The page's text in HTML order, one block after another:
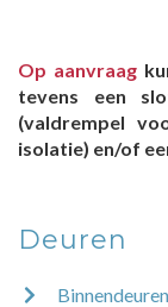
Op aanvraag
tevens een
(valdrempel
isolatie) en/of
Deuren